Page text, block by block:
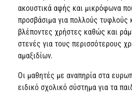
ακουστικά αφής και μικρόφωνα
προσβάσιμα για πολλούς τυφλούς
βλέποντες χρήστες καθώς και
στενές για τους περισσότερους
αμαξιδίων.
Οι μαθητές με αναπηρία στα
ειδικό σχολικό σύστημα για τα